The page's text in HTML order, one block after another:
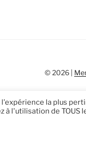
© 2026 |
la plus
à l'utilisation de TOUS